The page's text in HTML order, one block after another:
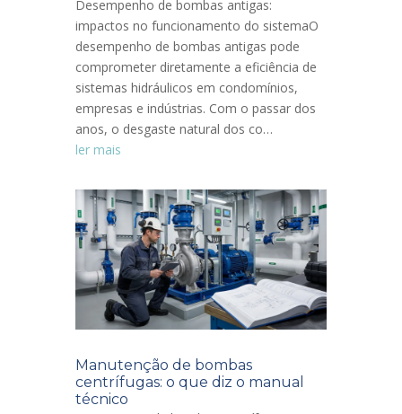
Desempenho de bombas antigas:
impactos no funcionamento do sistemaO
desempenho de bombas antigas pode
comprometer diretamente a eficiência de
sistemas hidráulicos em condomínios,
empresas e indústrias. Com o passar dos
anos, o desgaste natural dos co…
ler mais
Manutenção de bombas
centrífugas: o que diz o manual
técnico